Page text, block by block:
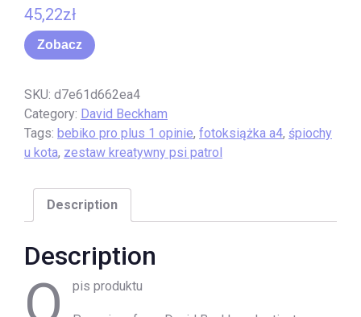
45,22zł
Zobacz
SKU: d7e61d662ea4
Category: David Beckham
Tags: bebiko pro plus 1 opinie, fotoksiążka a4, śpiochy
u kota, zestaw kreatywny psi patrol
Description
Description
pis produktu